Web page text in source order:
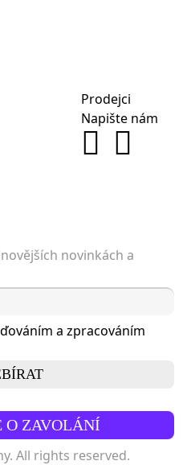
Prodejci
Napište nám
novinkách a
a zpracováním
O ZAVOLÁNÍ
All rights reserved.